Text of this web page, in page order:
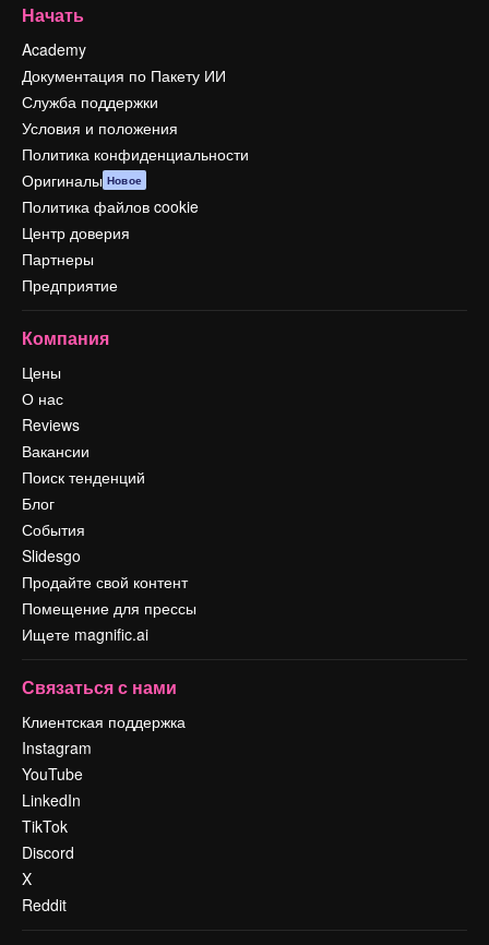
Начать
Academy
Документация по Пакету ИИ
Служба поддержки
Условия и положения
Политика конфиденциальности
Оригиналы Новое
Политика файлов cookie
Центр доверия
Партнеры
Предприятие
Компания
Цены
О нас
Reviews
Вакансии
Поиск тенденций
Блог
События
Slidesgo
Продайте свой контент
Помещение для прессы
Ищете magnific.ai
Связаться с нами
Клиентская поддержка
Instagram
YouTube
LinkedIn
TikTok
Discord
X
Reddit